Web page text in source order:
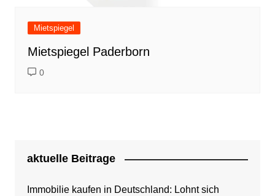
Mietspiegel
Mietspiegel Paderborn
0
aktuelle Beitrage
Immobilie kaufen in Deutschland: Lohnt sich